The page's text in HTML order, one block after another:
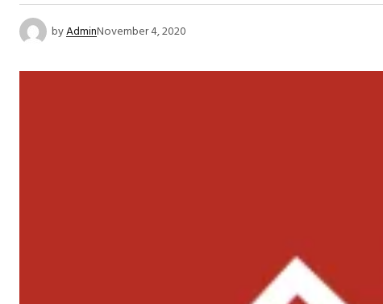
byAdminNovember 4, 2020